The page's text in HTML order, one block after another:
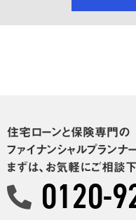
住宅ローンと保険専門の
ファイナンシャルプランナ
まずは、お気軽にご相談下
0120-